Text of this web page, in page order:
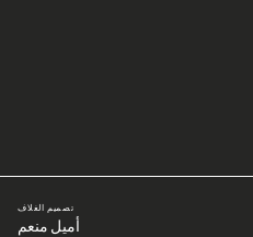
تصميم الغلاف
أميل منعم